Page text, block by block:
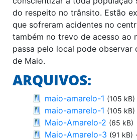
do respeito no trânsito. Estão
que sofreram acidentes no
também no trevo de acesso ao
passa pelo local pode observar
de Maio.
ARQUIVOS:
maio-amarelo-1 (105 kB)
maio-amarelo-1 (105 kB)
Maio-Amarelo-2 (65 kB)
Maio-Amarelo-3 (91 kB)